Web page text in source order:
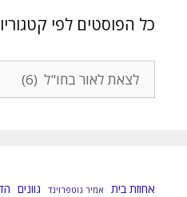
כל הפוסטים לפי
הפוסטים
אחוזת בית אמיר גוטפרוינד גוונים